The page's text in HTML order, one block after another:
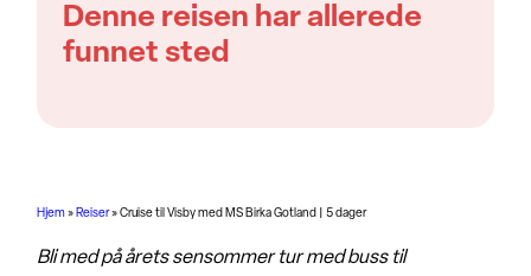
Hjem» Reiser»Cruise til Visby med MS Birka Gotland | 5 dager
Bli med på årets sensommer tur med buss til
Denne reisen har allerede
funnet sted